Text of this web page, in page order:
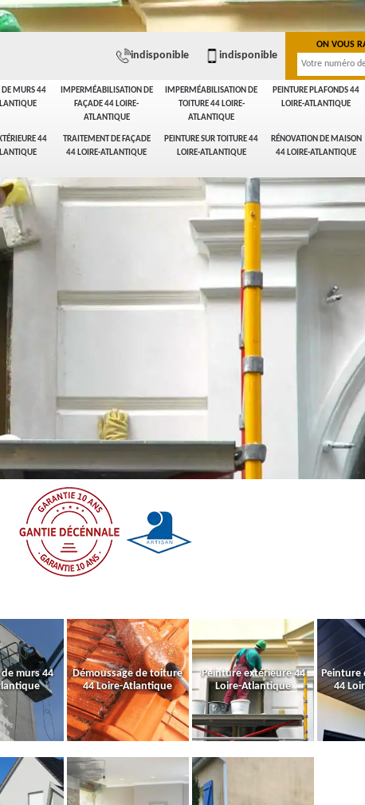
DE MURS 44
IMPERMÉABILISATION DE
FAÇADE 44 LOIRE-
ATLANTIQUE
IMPERMÉABILISATION DE
TOITURE 44 LOIRE-
ATLANTIQUE
PEINTURE PLAFONDS 44
LOIRE-ATLANTIQUE
44
TRAITEMENT DE FAÇADE
44 LOIRE-ATLANTIQUE
PEINTURE SUR TOITURE 44
LOIRE-ATLANTIQUE
RÉNOVATION DE MAISON
44 LOIRE-ATLANTIQUE
indisponible indisponible
ON VOUS
murs 44
Démoussage de toiture
44 Loire-Atlantique
Peinture extérieure 44
Loire-Atlantique
Peinture
44